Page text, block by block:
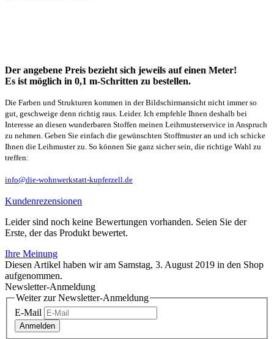
Der angebene Preis bezieht sich jeweils auf einen Meter!
Es ist möglich in 0,1 m-Schritten zu bestellen.
Die Farben und Strukturen kommen in der Bildschirmansicht nicht immer so
gut, geschweige denn richtig raus. Leider. Ich empfehle Ihnen deshalb bei
Interesse an diesen wunderbaren Stoffen meinen Leihmusterservice in Anspruch
zu nehmen. Geben Sie einfach die gewünschten Stoffmuster an und ich schicke
Ihnen die Leihmuster zu. So können Sie ganz sicher sein, die richtige Wahl zu
treffen:
info@die-wohnwerkstatt-kupferzell.de
Kundenrezensionen
Leider sind noch keine Bewertungen vorhanden. Seien Sie der
Erste, der das Produkt bewertet.
Ihre Meinung
Diesen Artikel haben wir am Samstag, 3. August 2019 in den Shop
aufgenommen.
Newsletter-Anmeldung
Weiter zur Newsletter-Anmeldung
E-Mail
Anmelden